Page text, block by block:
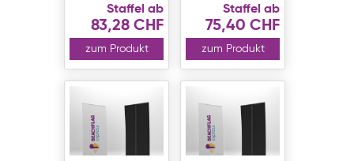
Staffel ab
83,28 CHF
zum Produkt
Staffel ab
75,40 CHF
zum Produkt